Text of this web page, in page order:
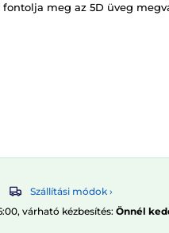
meg az 5D üveg
Szállítási módok ›
várható kézbesítés: Önnél